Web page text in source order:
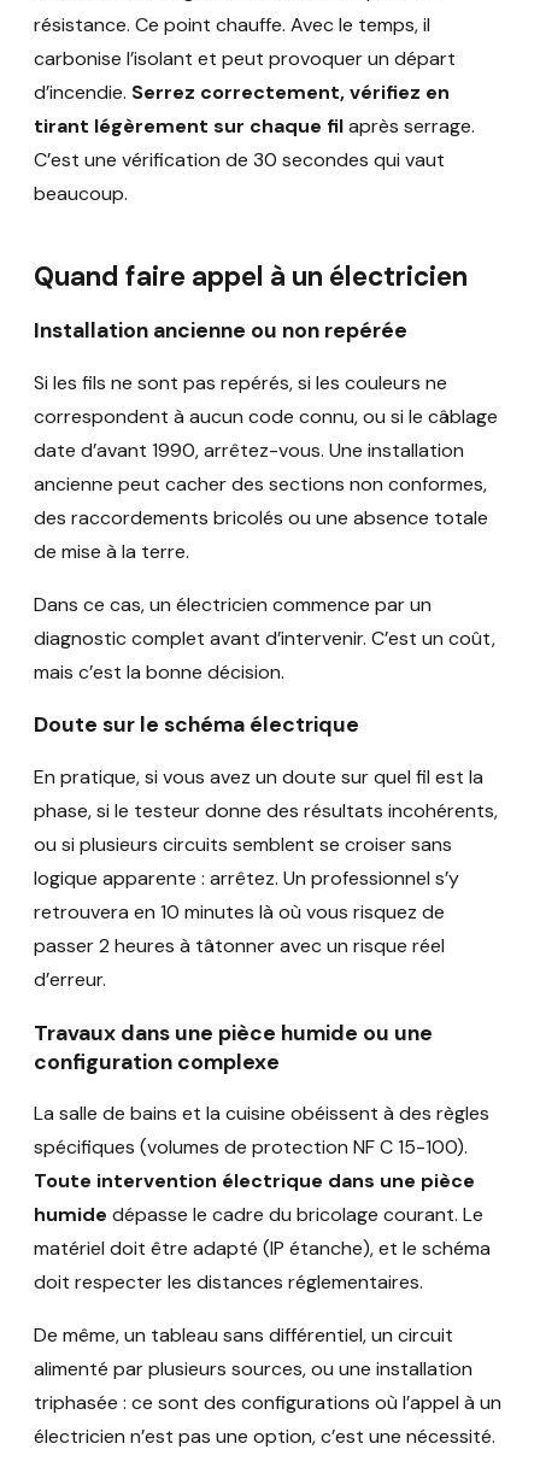
résistance. Ce point chauffe. Avec le temps, il
carbonise l’isolant et peut provoquer un départ
d’incendie. Serrez correctement, vérifiez en
tirant légèrement sur chaque filaprès serrage.
C’est une vérification de 30 secondes qui vaut
beaucoup.
Quand faire appel à un électricien
Installation ancienne ou non repérée
Si les fils ne sont pas repérés, si les couleurs ne
correspondent à aucun code connu, ou si le câblage
date d’avant 1990, arrêtez-vous. Une installation
ancienne peut cacher des sections non conformes,
des raccordements bricolés ou une absence totale
de mise à la terre.
Dans ce cas, un électricien commence par un
diagnostic complet avant d’intervenir. C’est un coût,
mais c’est la bonne décision.
Doute sur le schéma électrique
En pratique, si vous avez un doute sur quel fil est la
phase, si le testeur donne des résultats incohérents,
ou si plusieurs circuits semblent se croiser sans
logique apparente : arrêtez. Un professionnel s’y
retrouvera en 10 minutes là où vous risquez de
passer 2 heures à tâtonner avec un risque réel
d’erreur.
Travaux dans une pièce humide ou une
configuration complexe
La salle de bains et la cuisine obéissent à des règles
spécifiques (volumes de protection NF C 15-100).
Toute intervention électrique dans une pièce
humide dépasse le cadre du bricolage courant. Le
matériel doit être adapté (IP étanche), et le schéma
doit respecter les distances réglementaires.
De même, un tableau sans différentiel, un circuit
alimenté par plusieurs sources, ou une installation
triphasée : ce sont des configurations où l’appel à un
électricien n’est pas une option, c’est une nécessité.